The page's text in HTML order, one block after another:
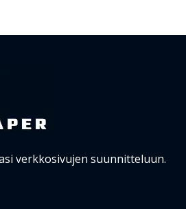
verkkosivujen suunnitteluun.